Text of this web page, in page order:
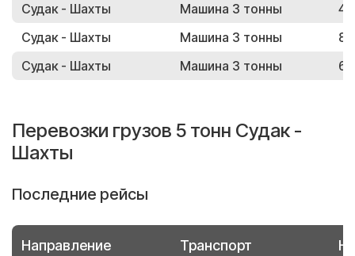
Судак - Шахты
Машина 3 тонны
Судак - Шахты
Машина 3 тонны
Судак - Шахты
Машина 3 тонны
Перевозки грузов 5 тонн Судак -
Шахты
Последние рейсы
Направление Транспорт